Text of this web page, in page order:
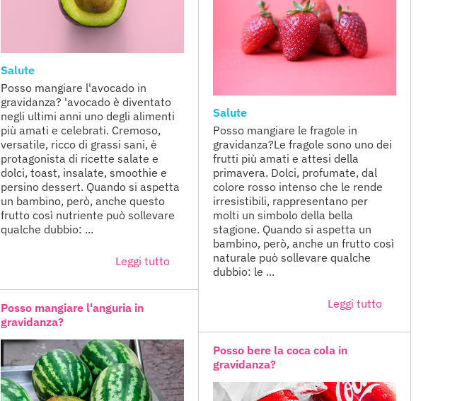
Salute
Posso mangiare l'avocado in
gravidanza? 'avocado è diventato
negli ultimi anni uno degli alimenti
più amati e celebrati. Cremoso,
versatile, ricco di grassi sani, è
protagonista di ricette salate e
dolci, toast, insalate, smoothie e
persino dessert. Quando si aspetta
un bambino, però, anche questo
frutto così nutriente può sollevare
qualche dubbio: ...
Leggi tutto
Salute
Posso mangiare le fragole in
gravidanza?Le fragole sono uno dei
frutti più amati e attesi della
primavera. Dolci, profumate, dal
colore rosso intenso che le rende
irresistibili, rappresentano per
molti un simbolo della bella
stagione. Quando si aspetta un
bambino, però, anche un frutto così
naturale può sollevare qualche
dubbio: le ...
Leggi tutto
Posso mangiare l'anguria in
gravidanza?
Posso bere la coca cola in
gravidanza?